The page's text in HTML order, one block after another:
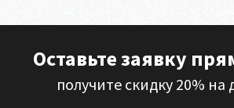
Оставьте заявку
получите скидку 20% на